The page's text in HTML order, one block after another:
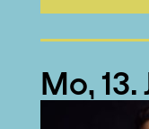
Mo, 13.